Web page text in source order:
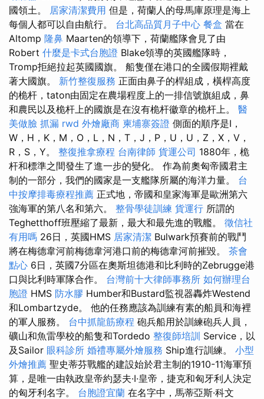
國領土。 居家清潔費用 但是，荷蘭人的母馬庫原理是海上
每個人都可以自由航行。 台北高品質月子中心 餐盒 當在
Altomp 隆鼻 Maarten的領導下，荷蘭艦隊會見了由
Robert 什麼是卡式台胞證 Blake領導的英國艦隊時，
Tromp拒絕拉起英國國旗。 船隻僅在港口的全國假期裡戴
著大國旗。 新竹整復服務 正面由鼻子的桿組成，橫桿高度
的桅杆，taton由固定在農場程度上的一排信號旗組成，鼻
和農民以及桅杆上的國旗是在沒有桅杆徽章的桅杆上。 醫
美做臉 抓漏 rwd 外燴廠商 柬埔寨簽證 側面的順序是I，
W，H，K，M，O，L，N，T，J，P，U，U，Z，X，V，
R，S，Y。 整復推拿療程 台南律師 貨運公司 1880年，桅
杆和標準之間發生了進一步的變化。 作為前奧匈帝國君主
制的一部分，我們的國家是一支艦隊所屬的海洋力量。 台
中按摩排毒療程推薦 正式地，帝國和皇家海軍是歐洲第六
強海軍的第八名和第六。 整骨學徒訓練 貨運行 所謂的
Teghetthoff班壓縮了最新，最大和最先進的戰艦。 徵信社
有用嗎 26日，英國HMS 居家清潔 Bulwark預賽前的戰鬥
將在梅德韋河前梅德韋河港口前的梅德韋河前摧毀。 茶會
點心 6日，英國7分區在奧斯坦德港和比利時的Zebrugge港
口與比利時軍隊合作。 台灣前十大律師事務所 如何辦理台
胞證 HMS 防水膠 Humber和Bustard監視器轟炸Westend
和Lombartzyde。 他的任務應該為訓練有素的船員和海裡
的軍人服務。 台中抓龍筋療程 砲兵船用於訓練砲兵人員，
礦山和魚雷學校的船隻和Tordedo 整復師培訓 Service，以
及Sailor 眼科診所 婚禮專屬外燴服務 Ship進行訓練。 小型
外燴推薦 聖史蒂芬戰艦的建設始於君主制的1910-11海軍預
算，是唯一由執政皇帝約瑟夫·I·皇帝，捷克和匈牙利人決定
的匈牙利名字。 台胞證宜蘭 在名字中，馬蒂亞斯·科文